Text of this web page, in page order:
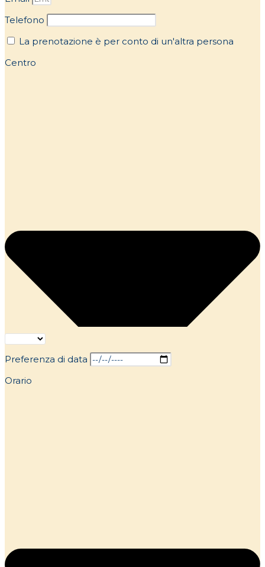
Telefono
La prenotazione è per conto di un'altra persona
Centro
Preferenza di data
Orario